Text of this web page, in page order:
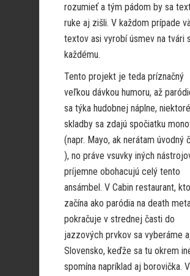
rozumieť a tým pádom by sa
ruke aj zišli. V každom prípade
textov asi vyrobí úsmev na tvári
každému.
Tento projekt je teda príznačný
veľkou dávkou humoru, až
sa týka hudobnej náplne, niektoré
skladby sa zdajú spočiatku
(napr. Mayo, ak nerátam úvodný
), no práve vsuvky iných
príjemne obohacujú celý tento
ansámbel. V Cabin restaurant,
začína ako paródia na death
pokračuje v strednej časti do
jazzových prvkov sa vyberáme
Slovensko, keďže sa tu okrem
spomína napríklad aj borovička. V